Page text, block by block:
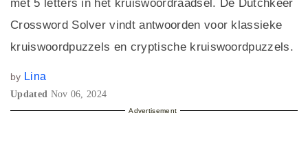
met 5 letters in het kruiswoordraadsel. De Dutchkeer
Crossword Solver vindt antwoorden voor klassieke
kruiswoordpuzzels en cryptische kruiswoordpuzzels.
by Lina
Updated Nov 06, 2024
Advertisement